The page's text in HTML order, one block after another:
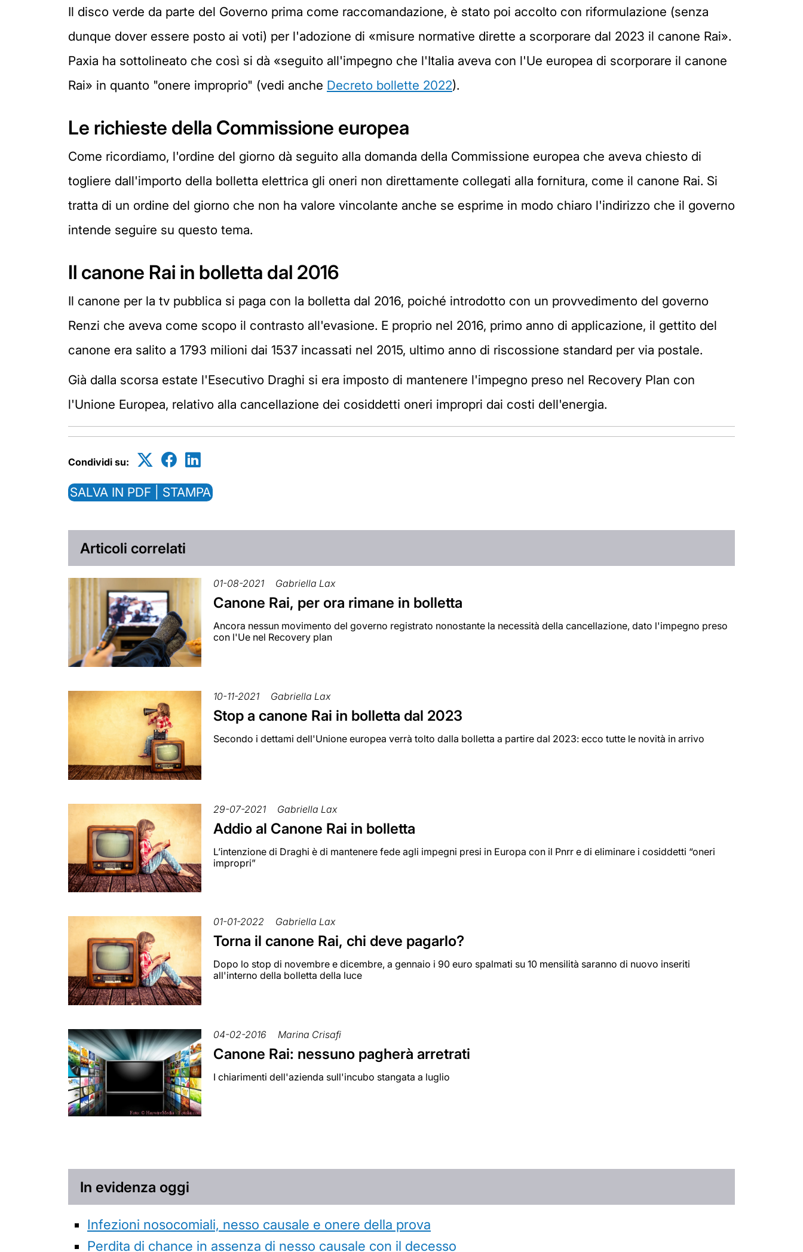
Il disco verde da parte del Governo prima come raccomandazione, è stato poi accolto con riformulazione (senza
dunque dover essere posto ai voti) per l'adozione di «misure normative dirette a scorporare dal 2023 il canone Rai».
Paxia ha sottolineato che così si dà «seguito all'impegno che l'Italia aveva con l'Ue europea di scorporare il canone
Rai» in quanto "onere improprio" (vedi anche Decreto bollette 2022).
Le richieste della Commissione europea
Come ricordiamo, l'ordine del giorno dà seguito alla domanda della Commissione europea che aveva chiesto di
togliere dall'importo della bolletta elettrica gli oneri non direttamente collegati alla fornitura, come il canone Rai. Si
tratta di un ordine del giorno che non ha valore vincolante anche se esprime in modo chiaro l'indirizzo che il governo
intende seguire su questo tema.
Il canone Rai in bolletta dal 2016
Il canone per la tv pubblica si paga con la bolletta dal 2016, poiché introdotto con un provvedimento del governo
Renzi che aveva come scopo il contrasto all'evasione. E proprio nel 2016, primo anno di applicazione, il gettito del
canone era salito a 1793 milioni dai 1537 incassati nel 2015, ultimo anno di riscossione standard per via postale.
Già dalla scorsa estate l'Esecutivo Draghi si era imposto di mantenere l'impegno preso nel Recovery Plan con
l'Unione Europea, relativo alla cancellazione dei cosiddetti oneri impropri dai costi dell'energia.
Condividi su:
SALVA IN PDF | STAMPA
Articoli correlati
01-08-2021 Gabriella Lax
Canone Rai, per ora rimane in bolletta
Ancora nessun movimento del governo registrato nonostante la necessità della cancellazione, dato l'impegno preso
con l'Ue nel Recovery plan
10-11-2021 Gabriella Lax
Stop a canone Rai in bolletta dal 2023
Secondo i dettami dell'Unione europea verrà tolto dalla bolletta a partire dal 2023: ecco tutte le novità in arrivo
29-07-2021 Gabriella Lax
Addio al Canone Rai in bolletta
L’intenzione di Draghi è di mantenere fede agli impegni presi in Europa con il Pnrr e di eliminare i cosiddetti “oneri
impropri”
01-01-2022 Gabriella Lax
Torna il canone Rai, chi deve pagarlo?
Dopo lo stop di novembre e dicembre, a gennaio i 90 euro spalmati su 10 mensilità saranno di nuovo inseriti
all'interno della bolletta della luce
04-02-2016 Marina Crisafi
Canone Rai: nessuno pagherà arretrati
I chiarimenti dell'azienda sull'incubo stangata a luglio
In evidenza oggi
Infezioni nosocomiali, nesso causale e onere della prova
Perdita di chance in assenza di nesso causale con il decesso